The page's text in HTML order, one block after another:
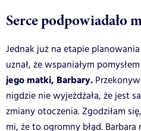
Serce podpowiadało
Jednak już na etapie
uznał, że wspaniałym
jego matki, Barbary.
nigdzie nie wyjeżdżała, że jest
zmiany otoczenia. Zgodziłam
mi, że to ogromny błąd.